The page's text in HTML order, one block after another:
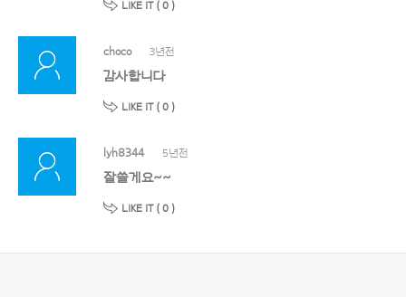
LIKE IT ( 0 )
choco 3년전
감사합니다
LIKE IT ( 0 )
lyh8344 5년전
잘쓸게요~~
LIKE IT ( 0 )